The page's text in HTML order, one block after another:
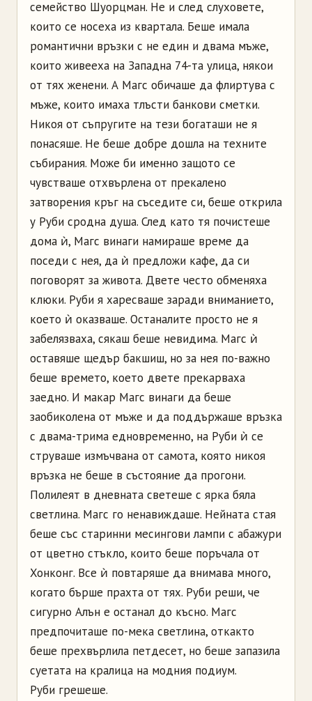
семейство Шуорцман. Не и след слуховете,
които се носеха из квартала. Беше имала
романтични връзки с не един и двама мъже,
които живееха на Западна 74-та улица, някои
от тях женени. А Магс обичаше да флиртува с
мъже, които имаха тлъсти банкови сметки.
Никоя от съпругите на тези богаташи не я
понасяше. Не беше добре дошла на техните
събирания. Може би именно защото се
чувстваше отхвърлена от прекалено
затворения кръг на съседите си, беше открила
у Руби сродна душа. След като тя почистеше
дома ѝ, Магс винаги намираше време да
поседи с нея, да ѝ предложи кафе, да си
поговорят за живота. Двете често обменяха
клюки. Руби я харесваше заради вниманието,
което ѝ оказваше. Останалите просто не я
забелязваха, сякаш беше невидима. Магс ѝ
оставяше щедър бакшиш, но за нея по-важно
беше времето, което двете прекарваха
заедно. И макар Магс винаги да беше
заобиколена от мъже и да поддържаше връзка
с двама-трима едновременно, на Руби ѝ се
струваше измъчвана от самота, която никоя
връзка не беше в състояние да прогони.
Полилеят в дневната светеше с ярка бяла
светлина. Магс го ненавиждаше. Нейната стая
беше със старинни месингови лампи с абажури
от цветно стъкло, които беше поръчала от
Хонконг. Все ѝ повтаряше да внимава много,
когато бърше прахта от тях. Руби реши, че
сигурно Алън е останал до късно. Магс
предпочиташе по-мека светлина, откакто
беше прехвърлила петдесет, но беше запазила
суетата на кралица на модния подиум.
Руби грешеше.